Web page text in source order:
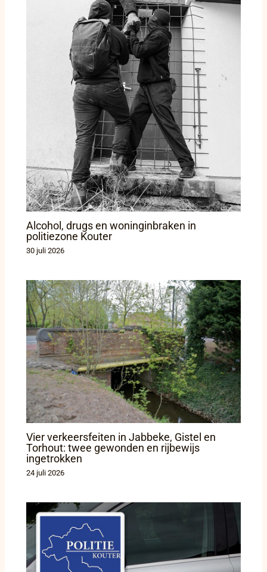
Alcohol, drugs en woninginbraken in
politiezone Kouter
30 juli 2026
Vier verkeersfeiten in Jabbeke, Gistel en
Torhout: twee gewonden en rijbewijs
ingetrokken
24 juli 2026